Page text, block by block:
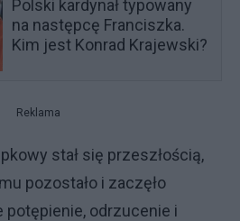
Polski kardynał typowany
na następcę Franciszka.
Kim jest Konrad Krajewski?
Reklama
stał się przeszłością,
pozostało i zaczęło
potępienie, odrzucenie i